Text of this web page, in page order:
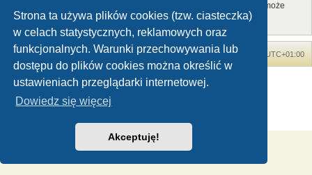
Strona ta używa plików cookies (tzw. ciasteczka)
w celach statystycznych, reklamowych oraz
funkcjonalnych. Warunki przechowywania lub
dostępu do plików cookies można określić w
ustawieniach przeglądarki internetowej.
Dowiedz się więcej
Akceptuję!
ponosi odpowiedzialności za włamania do witryny, podczas których może
dojść do kradzieży danych.
Forum Dinozaury.com Strona główna Strefa czasowa UTC+01:00
Dinozaury.com© 2006-2020
Polski pakiet językowy dostarcza